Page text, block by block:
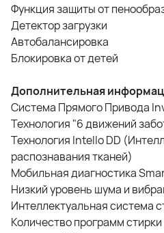
Функция защиты от
Детектор загрузки
Автобалансировка
Блокировка от детей
Дополнительная
Система Прямого Привода
Технология "6 движений
Технология Intello DD
распознавания тканей)
Мобильная диагностика
Низкий уровень шума и
Интеллектуальная система
Количество программ